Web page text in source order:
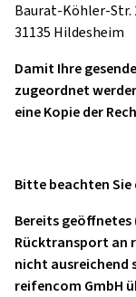
Baurat-Köhler-Str.
31135 Hildesheim
Damit Ihre
zugeordnet
eine Kopie der
Bitte beachten Sie
Bereits
Rücktransport an
nicht ausreichend
reifencom GmbH